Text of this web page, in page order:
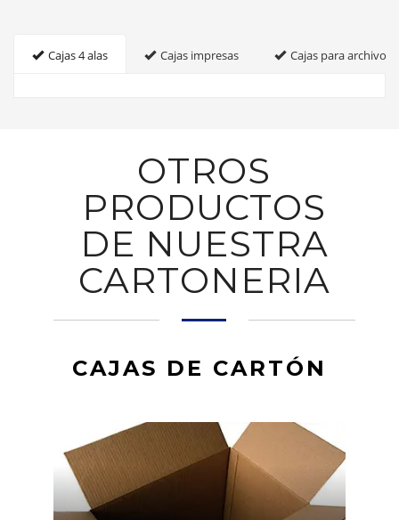
Cajas 4 alas Cajas impresas Cajas para archivo
OTROS
PRODUCTOS
DE NUESTRA
CARTONERIA
CAJAS DE CARTÓN